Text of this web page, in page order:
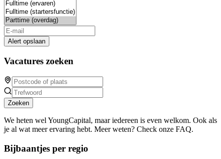
Alert opslaan
Vacatures zoeken
Zoeken
We heten wel YoungCapital, maar iedereen is even welkom. Ook als
je al wat meer ervaring hebt. Meer weten? Check onze FAQ.
Bijbaantjes per regio